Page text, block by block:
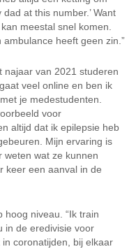
at this number.’ Want
meestal snel komen.
heeft geen zin.”
najaar van 2021 studeren
veel online en ben ik
je medestudenten.
voor
altijd dat ik epilepsie heb
Mijn ervaring is
weten wat ze kunnen
keer een aanval in de
hoog niveau. “Ik train
in de eredivisie voor
coronatijden, bij elkaar